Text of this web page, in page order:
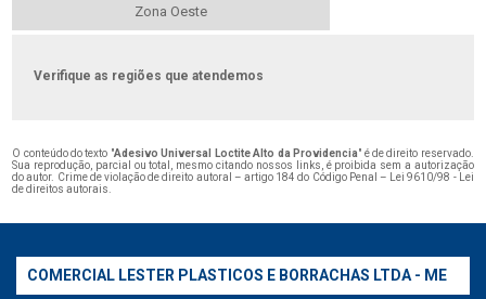
Zona Oeste
Verifique as regiões que atendemos
O conteúdo do texto "Adesivo Universal Loctite Alto da Providencia" é de direito reservado.
Sua reprodução, parcial ou total, mesmo citando nossos links, é proibida sem a autorização
do autor. Crime de violação de direito autoral – artigo 184 do Código Penal – Lei 9610/98 - Lei
de direitos autorais.
COMERCIAL LESTER PLASTICOS E BORRACHAS LTDA - ME